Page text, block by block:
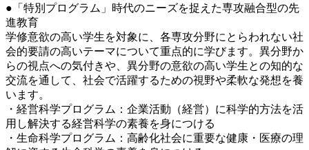
●「特別プログラム」時代のニーズを捉えた専攻融合型の先
進教育
学修意欲の高い学生を対象に、各専攻分野にとらわれない社
会的要請の高いテーマについて重点的に学びます。異分野か
らの視点への気付きや、異分野の意欲の高い学生との知的な
交流を通して、社会で活躍するための視野や柔軟な発想を養
います。
・経営科学プログラム：企業活動（経営）に科学的方法を活
用し解決する経営科学の素養を身につける
・生命科学プログラム：高齢化社会に重要な健康・医療の理